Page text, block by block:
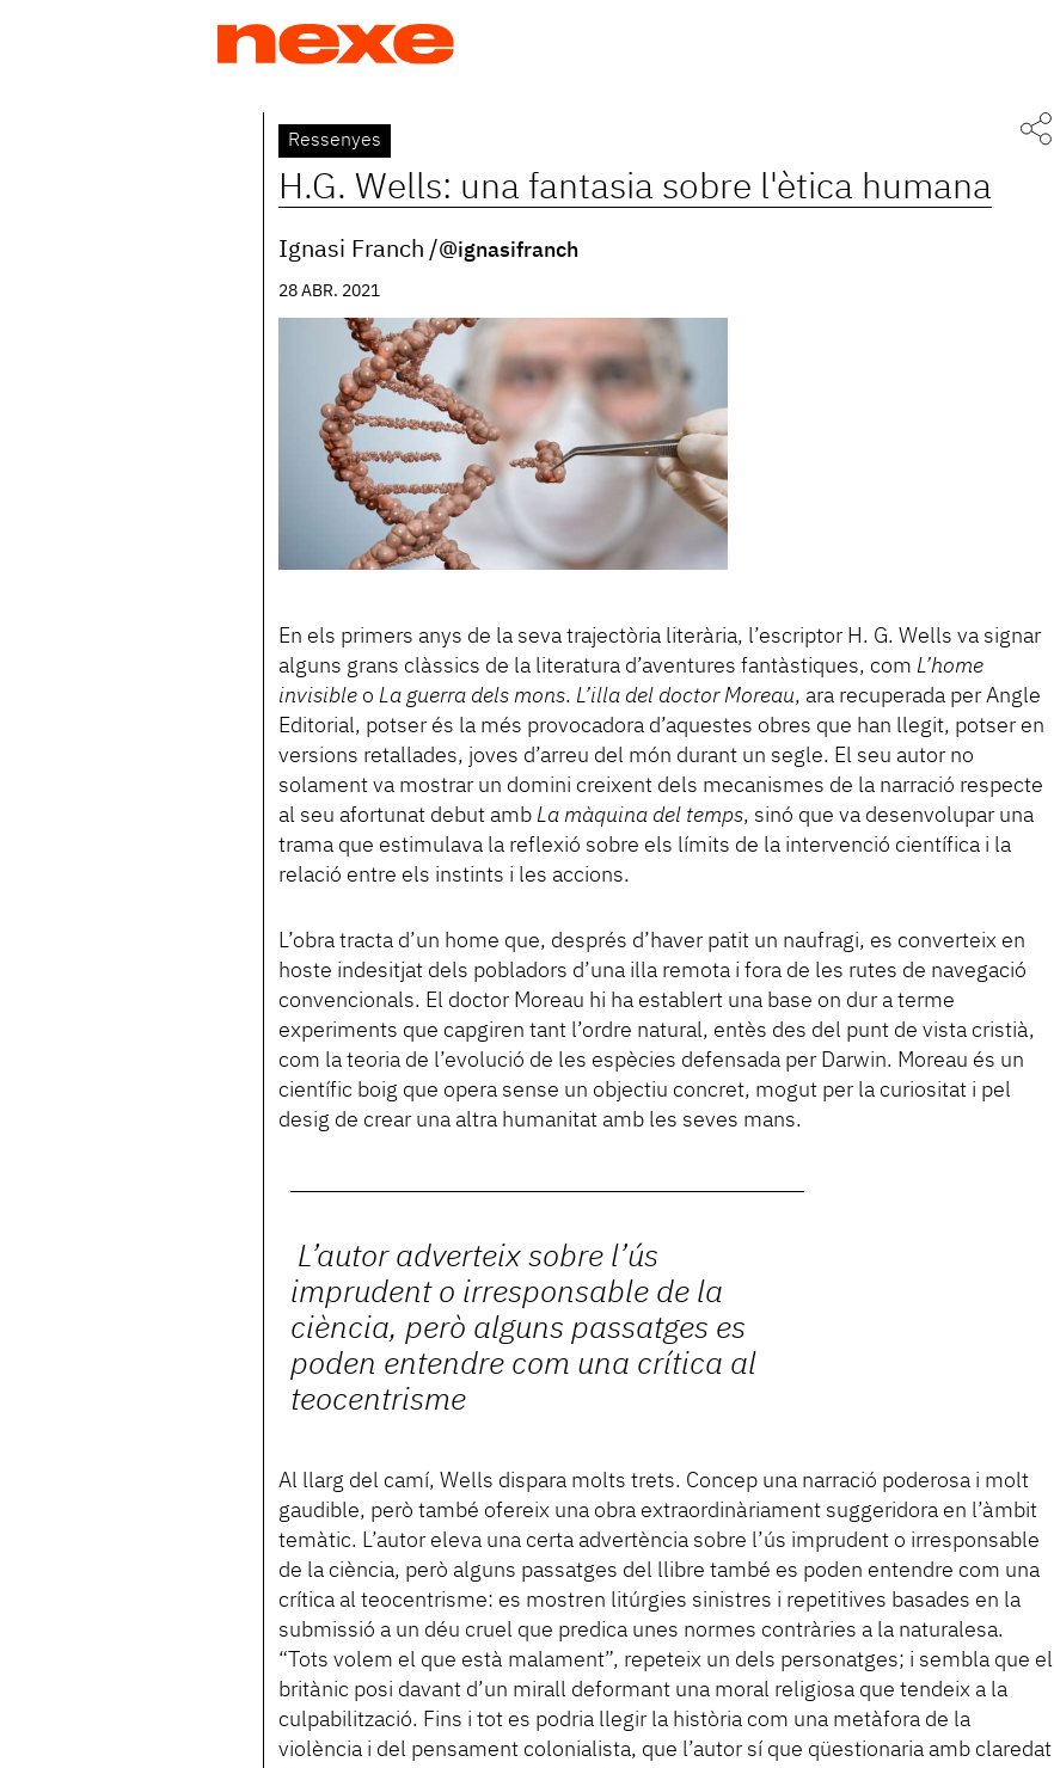
Back
to
top
Ressenyes
H.G. Wells: una fantasia sobre l'ètica humana
Ignasi Franch @ignasifranch
28 ABR. 2021
En els primers anys de la seva trajectòria literària, l’escriptor H. G. Wells va signar
alguns grans clàssics de la literatura d’aventures fantàstiques, com L’home
invisible o La guerra dels mons. L’illa del doctor Moreau, ara recuperada per Angle
Editorial, potser és la més provocadora d’aquestes obres que han llegit, potser en
versions retallades, joves d’arreu del món durant un segle. El seu autor no
solament va mostrar un domini creixent dels mecanismes de la narració respecte
al seu afortunat debut amb La màquina del temps, sinó que va desenvolupar una
trama que estimulava la reflexió sobre els límits de la intervenció científica i la
relació entre els instints i les accions.
L’obra tracta d’un home que, després d’haver patit un naufragi, es converteix en
hoste indesitjat dels pobladors d’una illa remota i fora de les rutes de navegació
convencionals. El doctor Moreau hi ha establert una base on dur a terme
experiments que capgiren tant l’ordre natural, entès des del punt de vista cristià,
com la teoria de l’evolució de les espècies defensada per Darwin. Moreau és un
científic boig que opera sense un objectiu concret, mogut per la curiositat i pel
desig de crear una altra humanitat amb les seves mans.
L’autor adverteix sobre l’ús
imprudent o irresponsable de la
ciència, però alguns passatges es
poden entendre com una crítica al
teocentrisme
Al llarg del camí, Wells dispara molts trets. Concep una narració poderosa i molt
gaudible, però també ofereix una obra extraordinàriament suggeridora en l’àmbit
temàtic. L’autor eleva una certa advertència sobre l’ús imprudent o irresponsable
de la ciència, però alguns passatges del llibre també es poden entendre com una
crítica al teocentrisme: es mostren litúrgies sinistres i repetitives basades en la
submissió a un déu cruel que predica unes normes contràries a la naturalesa.
“Tots volem el que està malament”, repeteix un dels personatges; i sembla que el
britànic posi davant d’un mirall deformant una moral religiosa que tendeix a la
culpabilització. Fins i tot es podria llegir la història com una metàfora de la
violència i del pensament colonialista, que l’autor sí que qüestionaria amb claredat